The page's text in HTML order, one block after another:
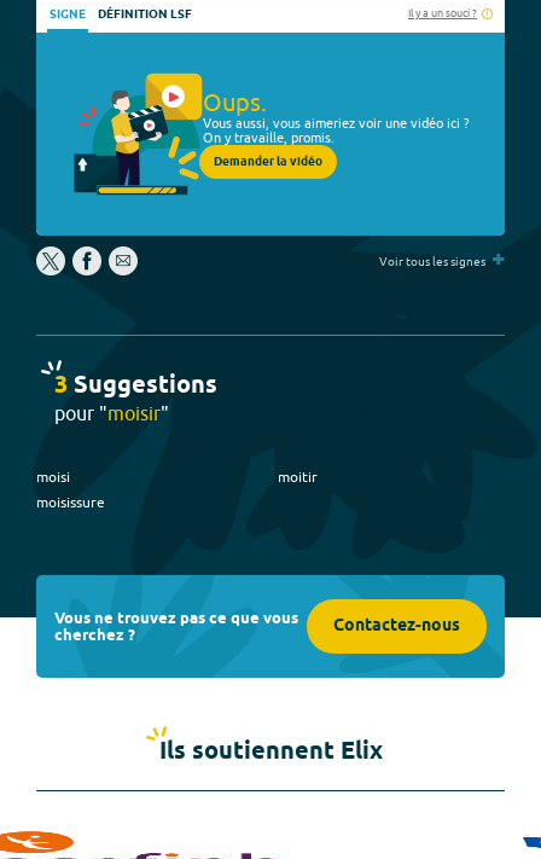
SIGNE DÉFINITION LSF Il y a un souci ?
Oups.
Vous aussi, vous aimeriez voir une vidéo ici ?
On y travaille, promis.
Demander la vidéo
Voir tous les signes +
3 Suggestions
pour "moisir"
moisi
moisissure
moitir
Vous ne trouvez pas ce que vous
cherchez ? Contactez-nous
Ils soutiennent Elix